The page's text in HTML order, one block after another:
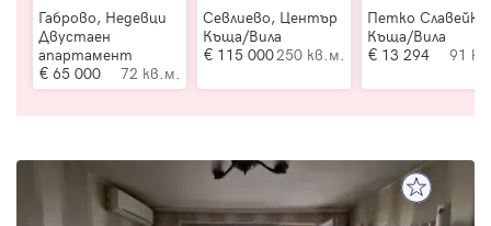
Габрово, Недевци
Двустаен
апартамент
65 000
72 кв.м.
Севлиево, Център
Къща/Вила
115 000250 кв.м.
Петко
Къща/Вила
13 294
91